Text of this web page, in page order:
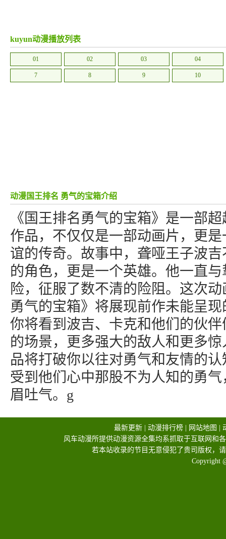
kuyun动漫播放列表
01 02 03 04
7 8 9 10
动漫国王排名 勇气的宝箱介绍
《国王排名勇气的宝箱》是一部
作品，不仅仅是一部动画片，更
谊的传奇。故事中，聋哑王子波
的角色，更是一个英雄。他一直
险，征服了数不清的险阻。这次
勇气的宝箱》将展现前作未能呈
你将看到波吉、卡克和他们的伙
的场景，更多强大的敌人和更多
品将打破你以往对勇气和友情的
受到他们心中那股不为人知的勇
眉吐气。g
最新更新 动漫排行榜 网站地图
风车动漫所提供动漫资源全集均系抓取于互联网和
若本站收录的节目无意侵犯了贵司版权，
Copyright